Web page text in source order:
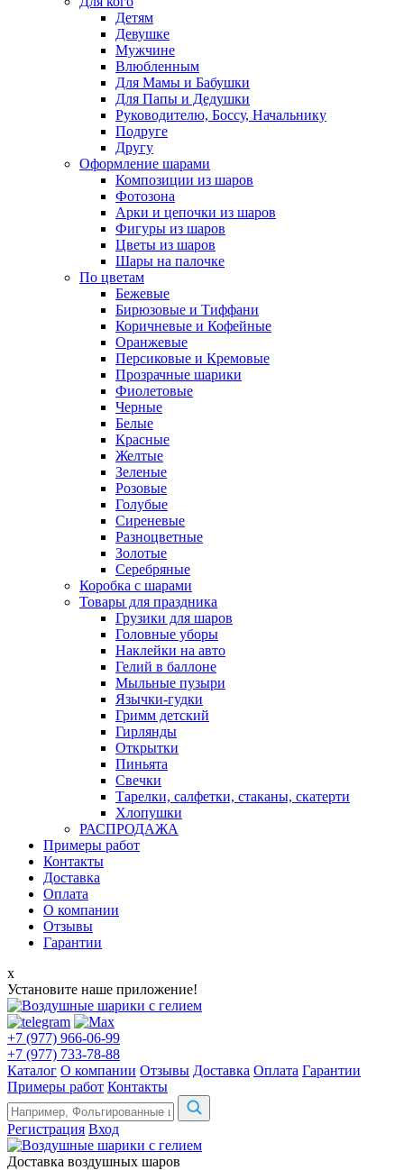
Детям
Девушке
Мужчине
Влюбленным
Для Мамы и Бабушки
Для Папы и Дедушки
Руководителю, Боссу, Начальнику
Подруге
Другу
Оформление шарами
Композиции из шаров
Фотозона
Арки и цепочки из шаров
Фигуры из шаров
Цветы из шаров
Шары на палочке
По цветам
Бежевые
Бирюзовые и Тиффани
Коричневые и Кофейные
Оранжевые
Персиковые и Кремовые
Прозрачные шарики
Фиолетовые
Черные
Белые
Красные
Желтые
Зеленые
Розовые
Голубые
Сиреневые
Разноцветные
Золотые
Серебряные
Коробка с шарами
Товары для праздника
Грузики для шаров
Головные уборы
Наклейки на авто
Гелий в баллоне
Мыльные пузыри
Язычки-гудки
Гримм детский
Гирлянды
Открытки
Пиньята
Свечки
Тарелки, салфетки, стаканы, скатерти
Хлопушки
РАСПРОДАЖА
Примеры работ
Контакты
Доставка
Оплата
О компании
Отзывы
Гарантии
x
Установите наше приложение!
+7 (977) 966-06-99
+7 (977) 733-78-88
Каталог О компании Отзывы Доставка Оплата Гарантии
Примеры работ Контакты
Регистрация Вход
Доставка воздушных шаров